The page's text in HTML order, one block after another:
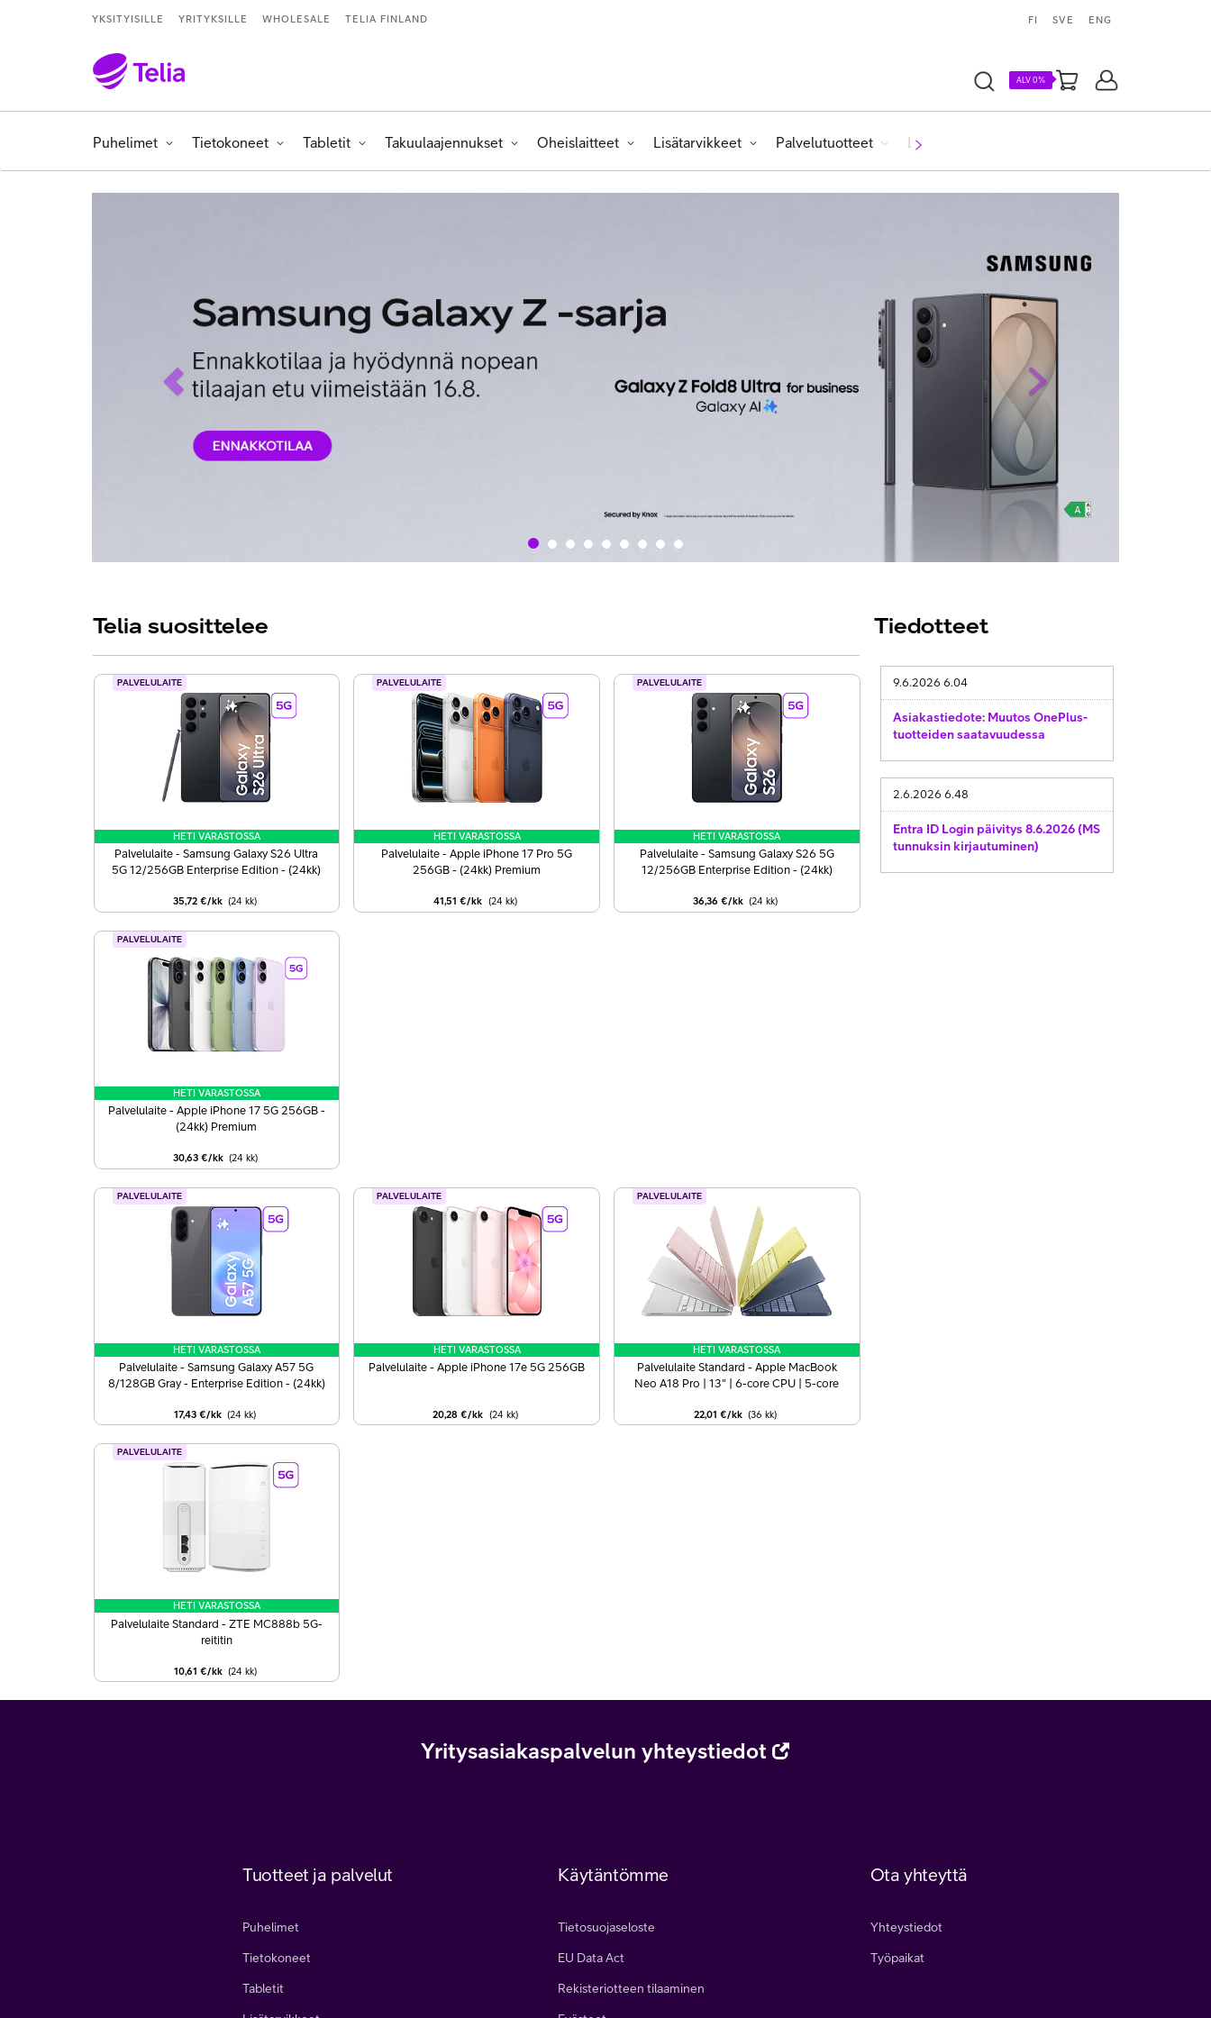
YKSITYISILLE YRITYKSILLE WHOLESALE TELIA FINLAND FI SVE ENG
ALV 0%
Puhelimet Tietokoneet Tabletit Takuulaajennukset Oheislaitteet Lisätarvikkeet Palvelutuotteet Liittymät
Telia suosittelee
PALVELULAITE
HETI VARASTOSSA
Palvelulaite - Samsung Galaxy S26 Ultra
5G 12/256GB Enterprise Edition - (24kk)
35,72 €/kk (24 kk)
PALVELULAITE
HETI VARASTOSSA
Palvelulaite - Apple iPhone 17 Pro 5G
256GB - (24kk) Premium
41,51 €/kk (24 kk)
PALVELULAITE
HETI VARASTOSSA
Palvelulaite - Samsung Galaxy S26 5G
12/256GB Enterprise Edition - (24kk)
36,36 €/kk (24 kk)
PALVELULAITE
HETI VARASTOSSA
Palvelulaite - Apple iPhone 17 5G 256GB -
(24kk) Premium
30,63 €/kk (24 kk)
PALVELULAITE
HETI VARASTOSSA
Palvelulaite - Samsung Galaxy A57 5G
8/128GB Gray - Enterprise Edition - (24kk)
17,43 €/kk (24 kk)
PALVELULAITE
HETI VARASTOSSA
Palvelulaite - Apple iPhone 17e 5G 256GB
20,28 €/kk (24 kk)
PALVELULAITE
HETI VARASTOSSA
Palvelulaite Standard - Apple MacBook
Neo A18 Pro | 13" | 6-core CPU | 5-core
22,01 €/kk (36 kk)
PALVELULAITE
HETI VARASTOSSA
Palvelulaite Standard - ZTE MC888b 5G-
reititin
10,61 €/kk (24 kk)
Tiedotteet
9.6.2026 6.04
Asiakastiedote: Muutos OnePlus-
tuotteiden saatavuudessa
2.6.2026 6.48
Entra ID Login päivitys 8.6.2026 (MS
tunnuksin kirjautuminen)
Yritysasiakaspalvelun yhteystiedot
Tuotteet ja palvelut
Puhelimet
Tietokoneet
Tabletit
Käytäntömme
Tietosuojaseloste
EU Data Act
Rekisteriotteen tilaaminen
Ota yhteyttä
Yhteystiedot
Työpaikat